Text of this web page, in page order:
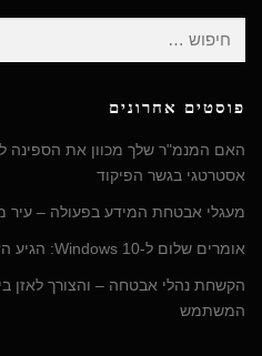
פוסטים אחרונים
האם המנמ"ר שלך מכוון את הספינה
אסטרטגי בגשר הפיקוד
מעגלי אבטחת המידע בפעולה – עיר
אומרים שלום ל-Windows 10: הגיע הזמן להתקדם!
הקשחת נהלי אבטחה – והצורך לאזן
המשתמש